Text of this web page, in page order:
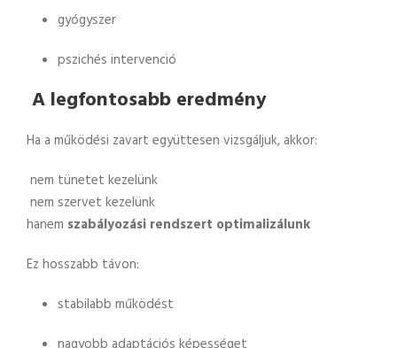
gyógyszer
pszichés intervenció
A legfontosabb eredmény
Ha a működési zavart együttesen vizsgáljuk, akkor:
nem tünetet kezelünk
nem szervet kezelünk
hanem szabályozási rendszert optimalizálunk
Ez hosszabb távon:
stabilabb működést